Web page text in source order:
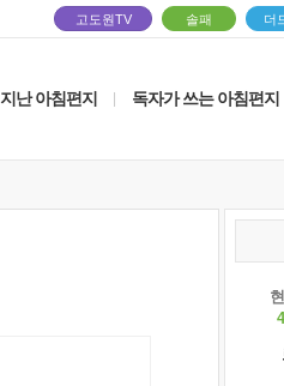
고도원TV 솔패 더
지난 아침편지 독자가 쓰는 아침편지